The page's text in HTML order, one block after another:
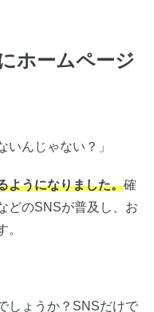
ホームページ
いんじゃない？」
ようになりました。確
どのSNSが普及し、お
。
しょうか？SNSだけで